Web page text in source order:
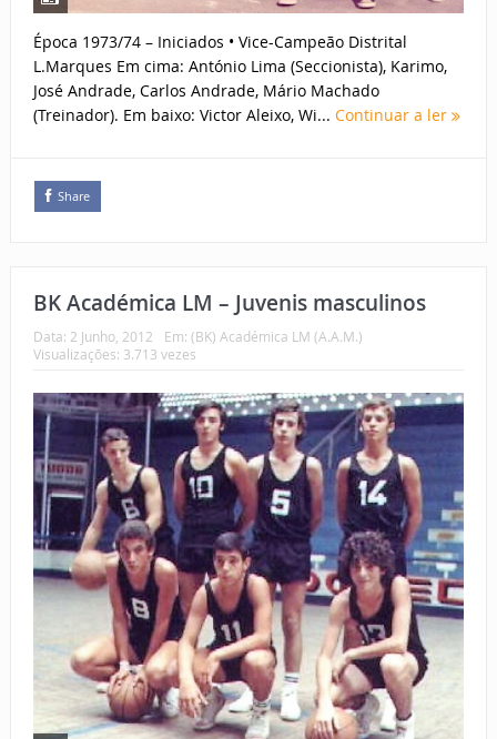
Época 1973/74 – Iniciados • Vice-Campeão Distrital
L.Marques Em cima: António Lima (Seccionista), Karimo,
José Andrade, Carlos Andrade, Mário Machado
(Treinador). Em baixo: Victor Aleixo, Wi... Continuar a ler
Share
BK Académica LM – Juvenis masculinos
Data: 2 Junho, 2012 Em: (BK) Académica LM (A.A.M.)
Visualizações: 3.713 vezes